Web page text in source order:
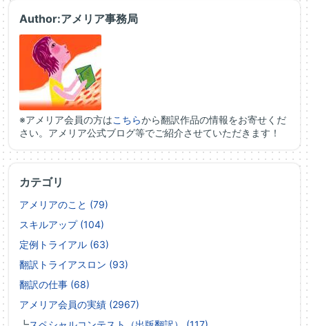
Author:アメリア事務局
※アメリア会員の方はこちらから翻訳作品の情報をお寄せくだ
さい。アメリア公式ブログ等でご紹介させていただきます！
カテゴリ
アメリアのこと (79)
スキルアップ (104)
定例トライアル (63)
翻訳トライアスロン (93)
翻訳の仕事 (68)
アメリア会員の実績 (2967)